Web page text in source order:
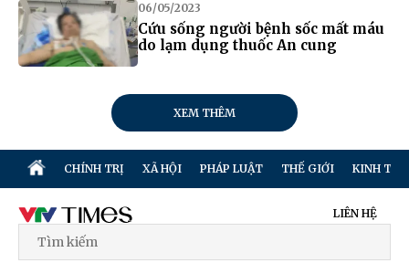
06/05/2023
Cứu sống người bệnh sốc mất máu
do lạm dụng thuốc An cung
XEM THÊM
CHÍNH TRỊ XÃ HỘI PHÁP LUẬT THẾ GIỚI KINH TẾ
LIÊN HỆ